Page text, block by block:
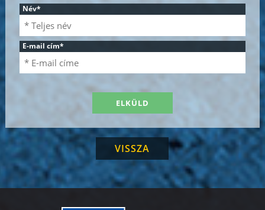
Név*
E-mail cím*
VISSZA